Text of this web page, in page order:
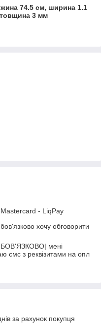
74.5 см, ширина 1.1
3 мм
- LiqPay
хочу обговорити
мені
смс з реквізитами на опл
за рахунок покупця